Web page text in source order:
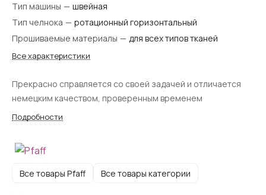
Тип машины — швейная
Тип челнока — ротационный горизонтальный
Прошиваемые материалы — для всех типов тканей
Все характеристики
Прекрасно справляется со своей задачей и отличается
немецким качеством, проверенным временем
Подробности
Все товары Pfaff Все товары категории